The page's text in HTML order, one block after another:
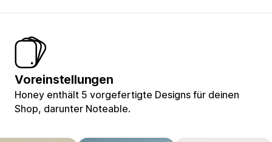
Voreinstellungen
Honey enthält 5 vorgefertigte Designs für deinen
Shop, darunter Noteable.